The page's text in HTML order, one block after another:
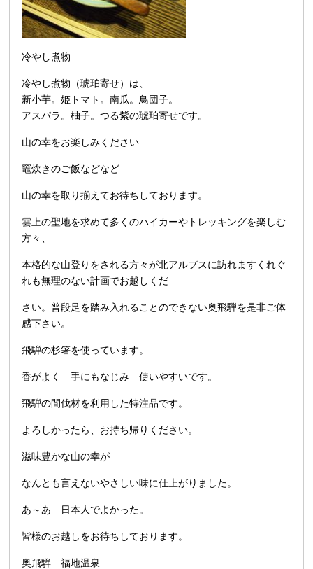
冷やし煮物
冷やし煮物（琥珀寄せ）は、
新小芋。姫トマト。南瓜。鳥団子。
アスパラ。柚子。つる紫の琥珀寄せです。
山の幸をお楽しみください
竈炊きのご飯などなど
山の幸を取り揃えてお待ちしております。
雲上の聖地を求めて多くのハイカーやトレッキングを楽しむ
方々、
本格的な山登りをされる方々が北アルプスに訪れますくれぐ
れも無理のない計画でお越しくだ
さい。普段足を踏み入れることのできない奥飛騨を是非ご体
感下さい。
飛騨の杉箸を使っています。
香がよく 手にもなじみ 使いやすいです。
飛騨の間伐材を利用した特注品です。
よろしかったら、お持ち帰りください。
滋味豊かな山の幸が
なんとも言えないやさしい味に仕上がりました。
あ～あ 日本人でよかった。
皆様のお越しをお待ちしております。
奥飛騨 福地温泉